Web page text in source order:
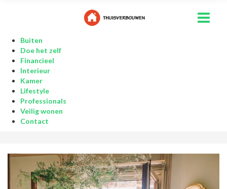
Buiten
Doe het zelf
Financieel
Interieur
Kamer
Lifestyle
Professionals
Veilig wonen
Contact